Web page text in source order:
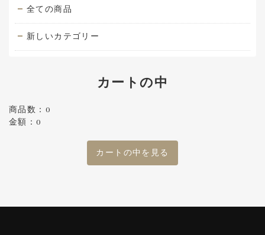
全ての商品
新しいカテゴリー
カートの中
商品数：0
金額：0
カートの中を見る